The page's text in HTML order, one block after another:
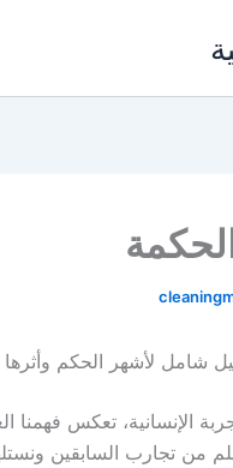
شامل لأشهر الحكم وأثرها
الإنسانية، تعكس فهمنا
من تجارب السابقين